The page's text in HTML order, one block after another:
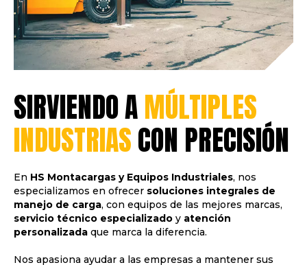
SIRVIENDO AMÚLTIPLES
INDUSTRIASCON PRECISIÓN
En HS Montacargas y Equipos Industriales, nos
especializamos en ofrecer soluciones integrales de
manejo de carga, con equipos de las mejores marcas,
servicio técnico especializado y atención
personalizada que marca la diferencia.
Nos apasiona ayudar a las empresas a mantener sus